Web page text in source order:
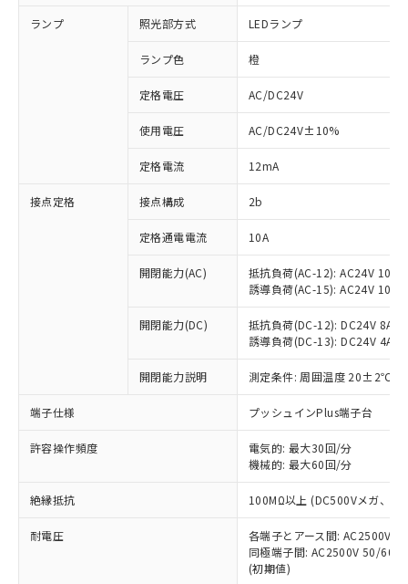
ランプ 照光部方式 LEDランプ
ランプ色 橙
定格電圧 AC/DC24V
使用電圧 AC/DC24V±10%
定格電流 12mA
接点定格 接点構成 2b
定格通電電流 10A
開閉能力(AC)
抵抗負荷(AC-12): AC24V 10A/
誘導負荷(AC-15): AC24V
開閉能力(DC)
抵抗負荷(DC-12): DC24V 8A/
誘導負荷(DC-13): DC24V 4A/
開閉能力説明 測定条件: 周囲温度 20±2℃、
端子仕様 プッシュインPlus端子台
許容操作頻度
電気的: 最大30回/分
機械的: 最大60回/分
絶縁抵抗 100MΩ以上 (DC500Vメガ、点
耐電圧
各端子とアース間: AC2500V
同極端子間: AC2500V 50/
(初期値)
ご利用条件
以下の条件をお読みいただき、同意のうえ
ご利用ください。
本サービスは、当社制御機器事業取扱
商品の当社在庫状況および標準価格
(税抜)を提供させていただくもので
当社制御機器事業取扱商品の中には、
本サービスの対象外となる商品もある
ことをご了承ください。
在庫状況および標準価格照会結果は、
記載している更新日時点での社内デー
タに基づき作成されるものであり、閲
覧された時点での実際の在庫および標
準価格とは異なる場合があることをご
※1 対応状況
対応済み：EU RoHS指令（10物質）の
非含有に対応した製品が提供可能な商品で
す。
対応予定：EU RoHS指令（10物質）の非含
有に対応した製品に切り替える予定のある
対応予定なし：EU RoHS指令（10物質）の
非含有に非対応の商品で、対応品を出す予
定はありません。
調査・確認中：EU RoHS指令（10物質）の
非含有の対応状況を調査中または確認中の
非該当品：ライセンス料など無形物で、有
害物質有無と関係のない商品です。
仕入先様の事情により、非含有部品として
いたものが、含有品と判明した場合などや
むを得ず変更することがあります。
六価クロム(Cr(Ⅵ)) 1000ppm以下、ポリ臭化ビフェニル
類(PBB) 1000ppm以下、ポリ臭化ジフェニルエーテル類
「○」：最大均質材料含有率が中国RoHSの
基準値以下であることを示します。
「×」：最大均質材料含有率が中国RoHSの
基準値を超えていることを示します。
「－」：未確認です。当社販売部門へお問
*中国RoHS10物質の基準値 (GB/T26572)：
Pb(鉛) :1000ppm、 Hg(水銀) : 1000ppm、 Cd(カドミウ
Cr(Ⅵ)(六価クロム) : 1000ppm、 PBBs(ポリ臭化ビフェ
当社は、これら貴社製品のうち、外国
為替および外国貿易法に定める商品
（以下｢規制貨物等」という）を輸出
または国外への提供する場合は、日本
国政府の輸出許可(または役務取引許
可)を取得するなどの必要な手続きを